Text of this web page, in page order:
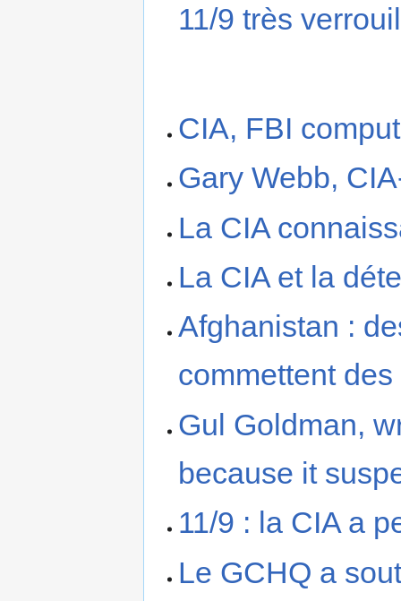
11/9 très
CIA, FBI
Gary Webb,
La CIA
La CIA et la
Afghanistan :
commettent
Gul Goldman,
because it
11/9 : la CIA a
Le GCHQ a